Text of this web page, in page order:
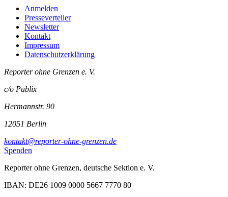
Anmelden
Presseverteiler
Newsletter
Kontakt
Impressum
Datenschutzerklärung
Reporter ohne Grenzen e. V.
c/o Publix
Hermannstr. 90
12051 Berlin
kontakt@reporter-ohne-grenzen.de
Spenden
Reporter ohne Grenzen, deutsche Sektion e. V.
IBAN: DE26 1009 0000 5667 7770 80